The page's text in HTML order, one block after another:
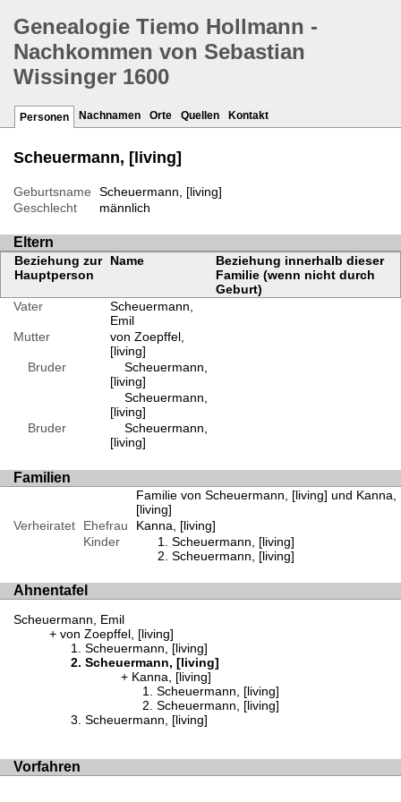
Genealogie Tiemo Hollmann -
Nachkommen von Sebastian
Wissinger 1600
Personen Nachnamen Orte Quellen Kontakt
Scheuermann, [living]
Geburtsname
Scheuermann, [living]
Geschlecht
männlich
Eltern
Beziehung zur
Hauptperson
Name
Beziehung innerhalb dieser
Familie (wenn nicht durch
Geburt)
Vater
Scheuermann,
Emil
Mutter
von Zoepffel,
[living]
Bruder
Scheuermann,
[living]
Scheuermann,
[living]
Bruder
Scheuermann,
[living]
Familien
Familie von Scheuermann, [living] und Kanna,
[living]
Verheiratet
Ehefrau
Kanna, [living]
Kinder
Scheuermann, [living]
Scheuermann, [living]
Ahnentafel
Scheuermann, Emil
von Zoepffel, [living]
Scheuermann, [living]
Scheuermann, [living]
Kanna, [living]
Scheuermann, [living]
Scheuermann, [living]
Scheuermann, [living]
Vorfahren